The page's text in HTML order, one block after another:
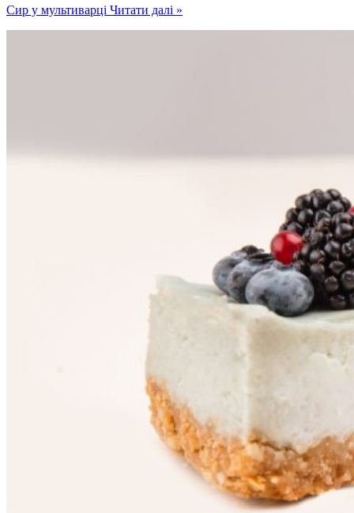
Сир у мультиварці Читати далі »